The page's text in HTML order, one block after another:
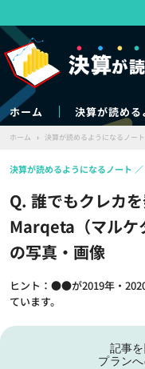
ホーム 決算が読め
ホーム › 決算が読めるようになるノート
Q. 誰でもクレカ
Marqeta（マルケ
の写真・画像
ヒント：●●が2019年・
ています。
決算が読めるようになるノート
記事
プラン